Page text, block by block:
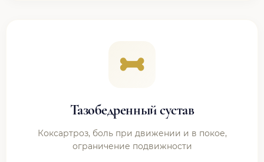
Тазобедренный сустав
Коксартроз, боль при движении и в покое,
ограничение подвижности